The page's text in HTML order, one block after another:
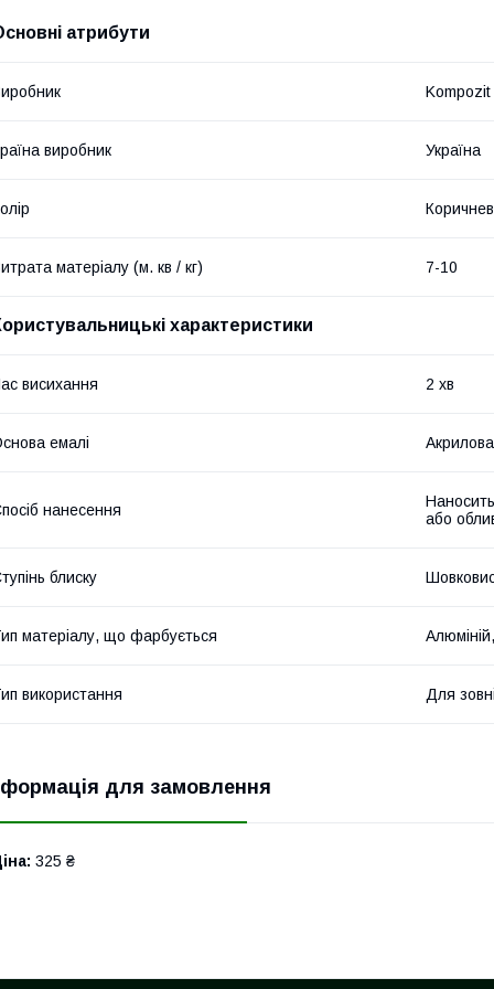
атрибути
Kompozit
виробник Україна
матеріалу (м. кв / кг) 7-10
характеристики
висихання 2 хв
емалі Акрилова
нанесення
або
блиску
матеріалу, що фарбується
використання Для
для замовлення
325 ₴